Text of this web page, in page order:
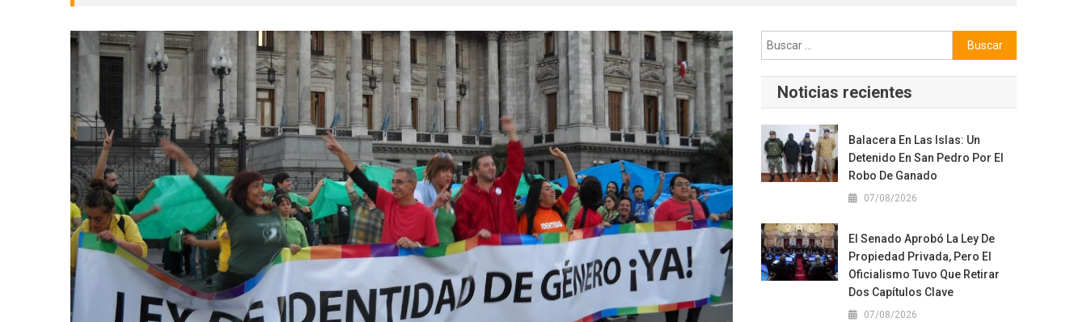
Buscar:
Noticias recientes
Balacera En Las Islas: Un
Detenido En San Pedro Por El
Robo De Ganado
07/08/2026
El Senado Aprobó La Ley De
Propiedad Privada, Pero El
Oficialismo Tuvo Que Retirar
Dos Capítulos Clave
07/08/2026